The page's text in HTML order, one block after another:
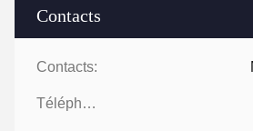
Contacts
Contacts:
Téléphone: